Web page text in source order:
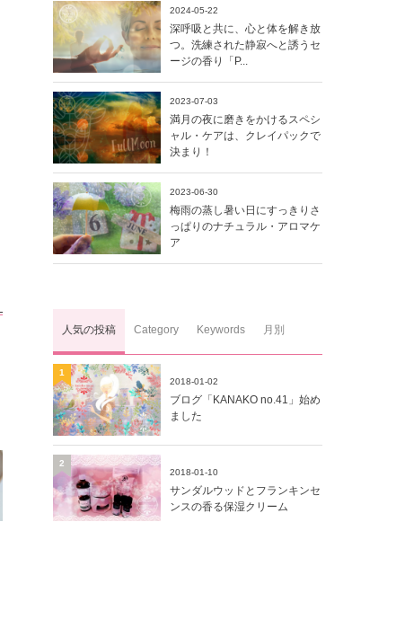
2024-05-22
深呼吸と共に、心と体を解き放
つ。洗練された静寂へと誘うセ
ージの香り「P...
2023-07-03
満月の夜に磨きをかけるスペシ
ャル・ケアは、クレイパックで
決まり！
2023-06-30
梅雨の蒸し暑い日にすっきりさ
っぱりのナチュラル・アロマケ
ア
人気の投稿 Category Keywords 月別
2018-01-02
ブログ「KANAKO no.41」始め
ました
1
2018-01-10
サンダルウッドとフランキンセ
ンスの香る保湿クリーム
2